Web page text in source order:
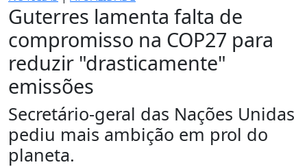
Guterres lamenta falta de
compromisso na COP27 para
reduzir "drasticamente"
emissões
Secretário-geral das Nações Unidas
pediu mais ambição em prol do
planeta.